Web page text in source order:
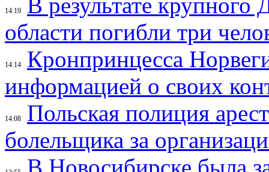
14:19
области погибли три
14:14
Кронпринцесса
информацией о своих
14:08
Польская полиция
болельщика за
В Новосибирске была